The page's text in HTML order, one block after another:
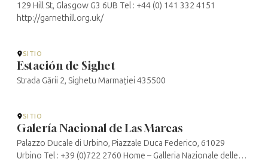
129 Hill St, Glasgow G3 6UB Tel : +44 (0) 141 332 4151
http://garnethill.org.uk/
SITIO
Estación de Sighet
Strada Gării 2, Sighetu Marmației 435500
SITIO
Galería Nacional de Las Marcas
Palazzo Ducale di Urbino, Piazzale Duca Federico, 61029
Urbino Tel : +39 (0)722 2760 Home – Galleria Nazionale delle